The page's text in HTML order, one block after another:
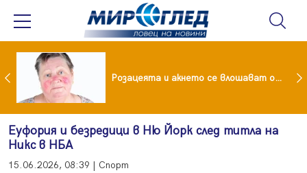
Симона Пейчева отиде на море след убийството на Владо Загатото, скарала се с него за пари Розацеята и акнето се влошават от слънцето
Еуфория и безредици в Ню Йорк след титла на
Никс в НБА
15.06.2026, 08:39 | Спорт